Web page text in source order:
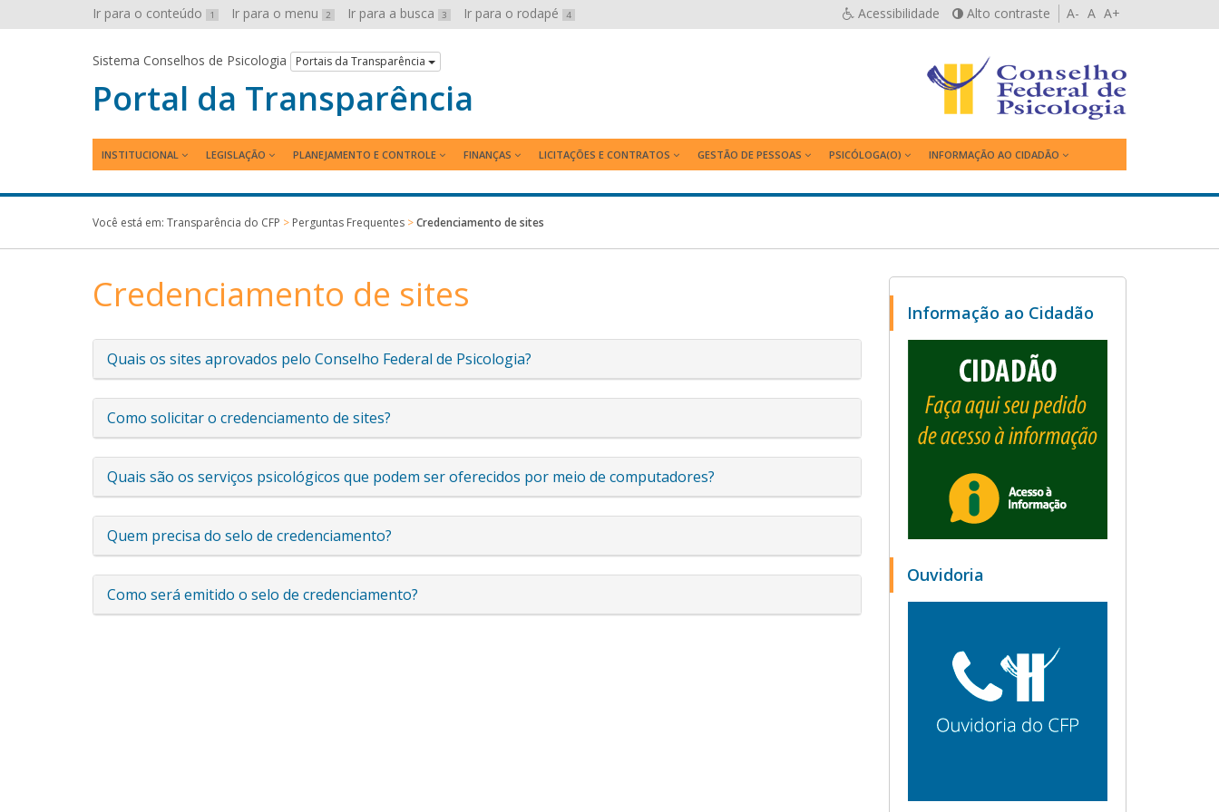
Ir para o conteúdo 1 Ir para o menu 2 Ir para a busca 3 Ir para o rodapé 4 Acessibilidade Alto contraste A- A A+
Sistema Conselhos de Psicologia Portais da Transparência
Portal da Transparência
INSTITUCIONAL LEGISLAÇÃO PLANEJAMENTO E CONTROLE FINANÇAS LICITAÇÕES E CONTRATOS GESTÃO DE PESSOAS PSICÓLOGA(O) INFORMAÇÃO AO CIDADÃO
Você está em: Transparência do CFP > Perguntas Frequentes >Credenciamento de sites
Credenciamento de sites
Quais os sites aprovados pelo Conselho Federal de Psicologia?
Como solicitar o credenciamento de sites?
Quais são os serviços psicológicos que podem ser oferecidos por meio de computadores?
Quem precisa do selo de credenciamento?
Como será emitido o selo de credenciamento?
Informação ao Cidadão
Ouvidoria